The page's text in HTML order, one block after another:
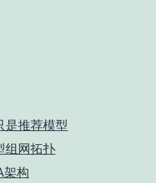
是推荐模型
组网拓扑
架构